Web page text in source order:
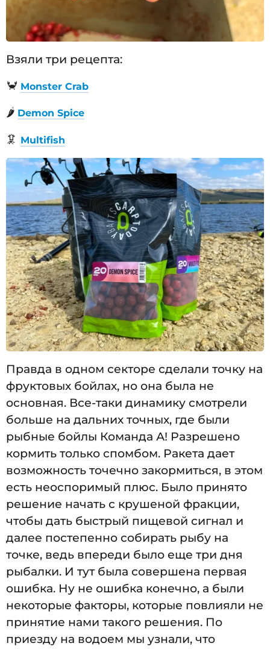
Взяли три рецепта:
🦀 Monster Crab
🌶 Demon Spice
🦑 Multifish
Правда в одном секторе сделали точку на
фруктовых бойлах, но она была не
основная. Все-таки динамику смотрели
больше на дальних точных, где были
рыбные бойлы Команда А! Разрешено
кормить только спомбом. Ракета дает
возможность точечно закормиться, в этом
есть неоспоримый плюс. Было принято
решение начать с крушеной фракции,
чтобы дать быстрый пищевой сигнал и
далее постепенно собирать рыбу на
точке, ведь впереди было еще три дня
рыбалки. И тут была совершена первая
ошибка. Ну не ошибка конечно, а были
некоторые факторы, которые повлияли не
принятие нами такого решения. По
приезду на водоем мы узнали, что